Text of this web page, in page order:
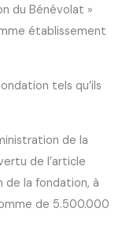
du Bénévolat »
établissement
tels qu’ils
de la
de l’article
la fondation, à
de 5.500.000